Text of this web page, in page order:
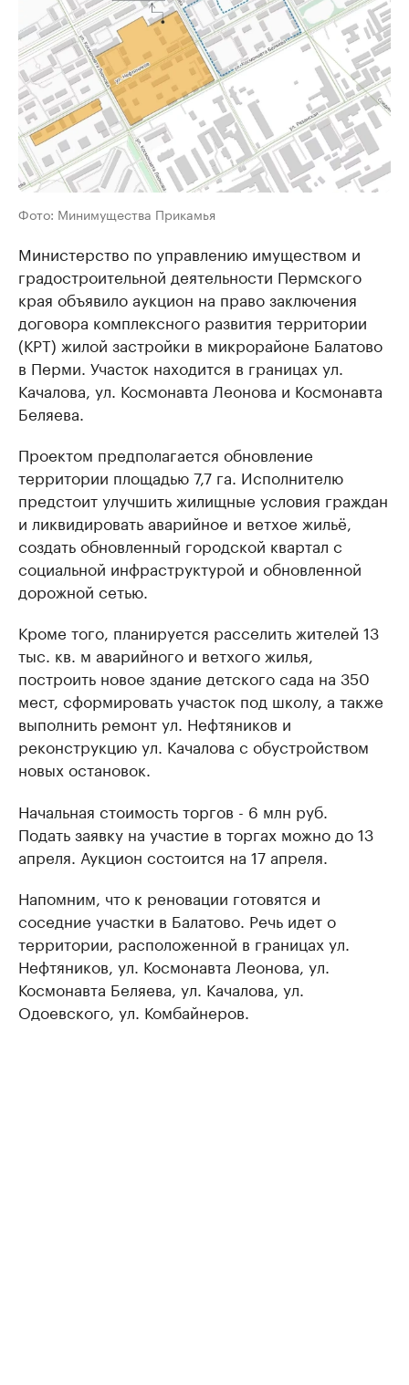
Фото: Минимущества Прикамья
Министерство по управлению имуществом и
градостроительной деятельности Пермского
края объявило аукцион на право заключения
договора комплексного развития территории
(КРТ) жилой застройки в микрорайоне Балатово
в Перми. Участок находится в границах ул.
Качалова, ул. Космонавта Леонова и Космонавта
Беляева.
Проектом предполагается обновление
территории площадью 7,7 га. Исполнителю
предстоит улучшить жилищные условия граждан
и ликвидировать аварийное и ветхое жильё,
создать обновленный городской квартал с
социальной инфраструктурой и обновленной
дорожной сетью.
Кроме того, планируется расселить жителей 13
тыс. кв. м аварийного и ветхого жилья,
построить новое здание детского сада на 350
мест, сформировать участок под школу, а также
выполнить ремонт ул. Нефтяников и
реконструкцию ул. Качалова с обустройством
новых остановок.
Начальная стоимость торгов - 6 млн руб.
Подать заявку на участие в торгах можно до 13
апреля. Аукцион состоится на 17 апреля.
Напомним, что к реновации готовятся и
соседние участки в Балатово. Речь идет о
территории, расположенной в границах ул.
Нефтяников, ул. Космонавта Леонова, ул.
Космонавта Беляева, ул. Качалова, ул.
Одоевского, ул. Комбайнеров.